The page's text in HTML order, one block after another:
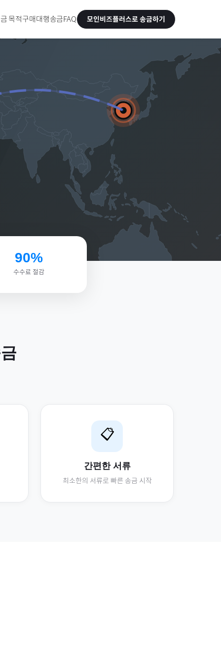
목적구매대행송금FAQ 모인비즈플러스로 송금하기
90%
수수료 절감
📋
간편한 서류
최소한의 서류로 빠른 송금 시작